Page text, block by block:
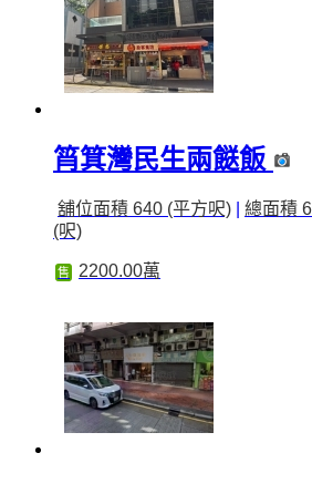
筲箕灣民生兩餸飯
舖位面積 640 (平方呎) 總面積
(呎)
售 2200.00萬